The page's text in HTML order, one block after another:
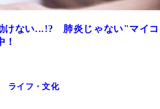
けない...!? 肺炎じゃない"マイコ
！
ライフ・文化